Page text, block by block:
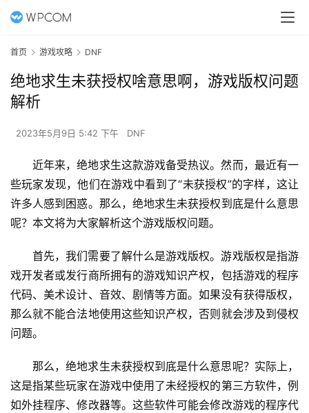
首页 游戏攻略 DNF
绝地求生未获授权啥意思啊，游戏版权问题
解析
2023年5月9日 5:42 下午 DNF
近年来，绝地求生这款游戏备受热议。然而，最近有一
些玩家发现，他们在游戏中看到了“未获授权”的字样，这让
许多人感到困惑。那么，绝地求生未获授权到底是什么意思
呢？本文将为大家解析这个游戏版权问题。
首先，我们需要了解什么是游戏版权。游戏版权是指游
戏开发者或发行商所拥有的游戏知识产权，包括游戏的程序
代码、美术设计、音效、剧情等方面。如果没有获得版权，
那么就不能合法地使用这些知识产权，否则就会涉及到侵权
问题。
那么，绝地求生未获授权到底是什么意思呢？实际上，
这是指某些玩家在游戏中使用了未经授权的第三方软件，例
如外挂程序、修改器等。这些软件可能会修改游戏的程序代